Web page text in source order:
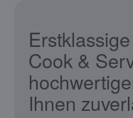
Cook &
Ihnen